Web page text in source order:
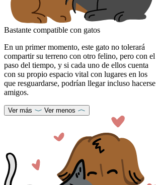
Bastante compatible con gatos
En un primer momento, este gato no tolerará
compartir su terreno con otro felino, pero con el
paso del tiempo, y si cada uno de ellos cuenta
con su propio espacio vital con lugares en los
que resguardarse, podrían llegar incluso hacerse
amigos.
Ver más Ver menos